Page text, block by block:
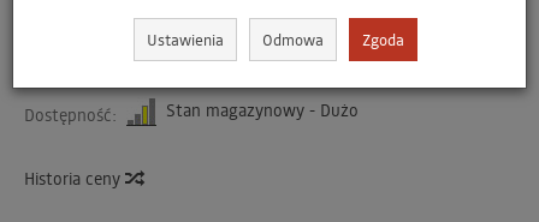
Tarrago Sneakers
Dostępność:
Stan magazynowy - Dużo
Historia ceny
Ustawienia Odmowa Zgoda